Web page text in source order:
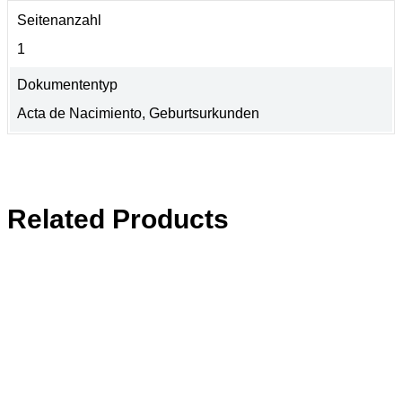
Seitenanzahl
1
Dokumententyp
Acta de Nacimiento, Geburtsurkunden
Related Products